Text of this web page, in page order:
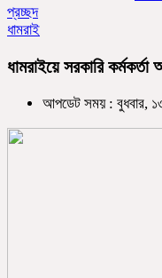
প্রচ্ছদ
ধামরাই
ধামরাইয়ে সরকারি
আপডেট সময় : বুধবার,